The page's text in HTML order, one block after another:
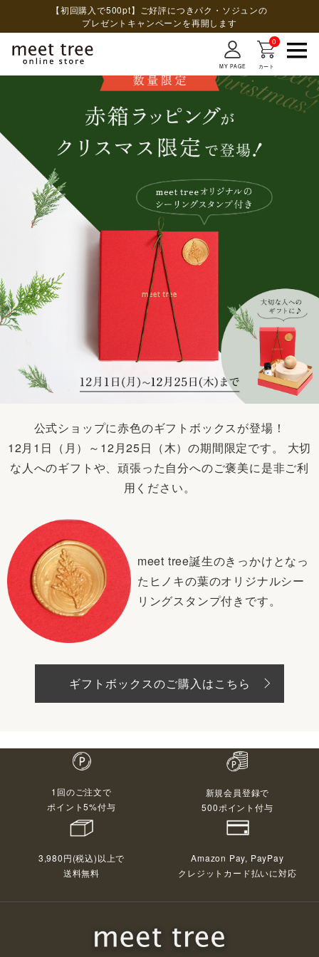
【初回購入で500pt】ご好評につきパク・ソジュンの
プレゼントキャンペーンを再開します
MY PAGE
0
カート
検索
公式ショップに赤色のギフトボックスが登場！
12月1日（月）～12月25日（木）の期間限定です。
大切
な人へのギフトや、頑張った自分へのご褒美に是非ご利
用ください。
meet tree誕生のきっかけとなっ
た ヒノキの葉のオリジナルシー
リングスタンプ付きです。
ギフトボックスのご購入はこちら
1回のご注文で
ポイント5%付与
新規会員登録で
500ポイント付与
3,980円(税込)以上で
送料無料
Amazon Pay, PayPay
クレジットカード払いに対応